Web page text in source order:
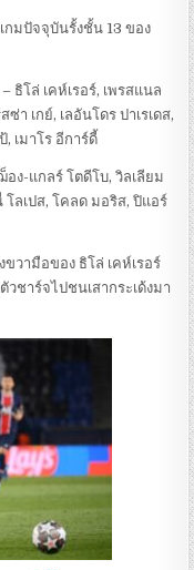
มปัจจุบันรั้งชั้น 13 ของ
ธิโล่ เคห์เรอร์, เพรสแนล
า เกย์, เลอันโดร ปาเรเดส,
เมาโร อีการ์ดี้
อง-แกลร์ โตดีโบ, วิลเลียม
โลเปส, โคลด มอริส, ปิแอร์
วามือของ ธิโล่ เคห์เรอร์
วชาร์จไปชนเสากระเด้งมา